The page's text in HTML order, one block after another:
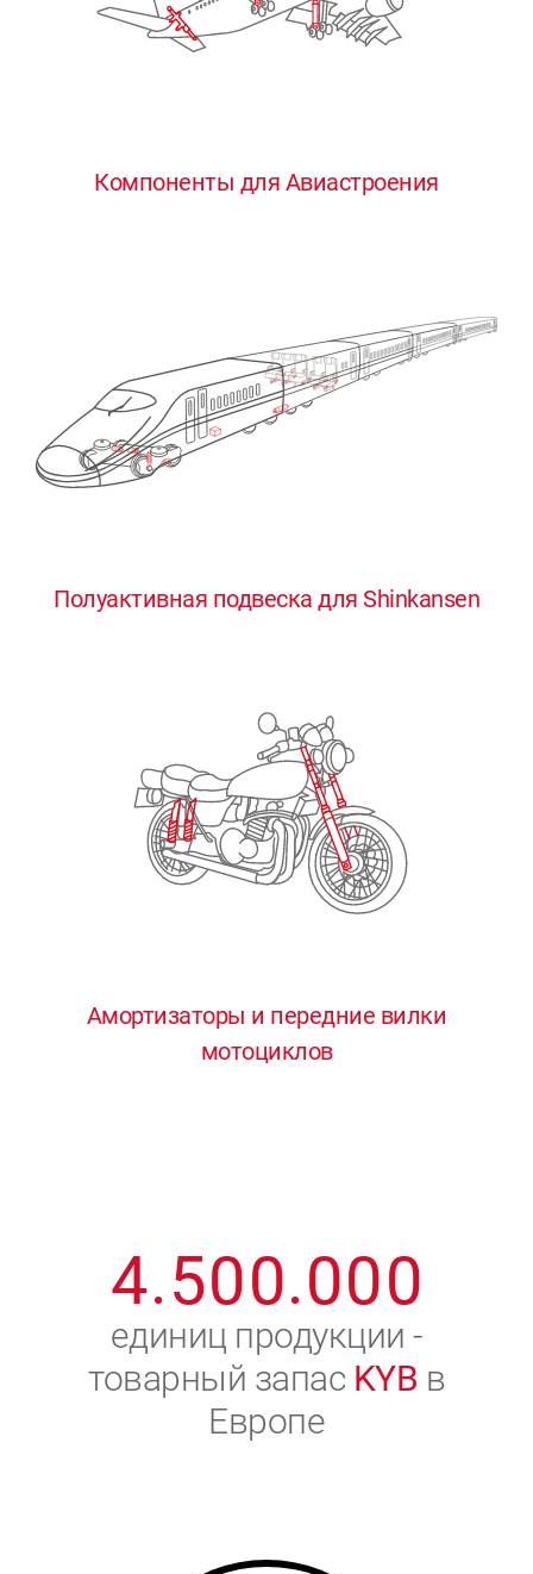
Компоненты для Авиастроения
Полуактивная подвеска для Shinkansen
Амортизаторы и передние вилки
мотоциклов
0
4
5
6
.
1
2
5
6
7
0
3
4
6
7
0
0
2
3
4
6
7
0.
0
2
3
4
6
7
0
0
2
3
4
6
0
0
3
4
6
0
единиц продукции -
товарный запас KYB в
Европе